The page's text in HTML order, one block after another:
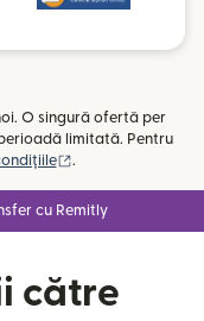
O singură ofertă per
limitată. Pentru
(se deschide într-
.
cu Remitly
către